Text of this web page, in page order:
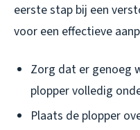
eerste stap bij een
voor een effectieve
Zorg dat er genoeg
plopper volledig
Plaats de plopper